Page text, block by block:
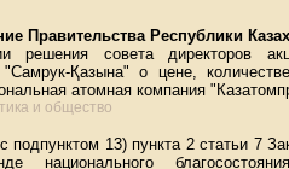
Правительства Республики
решения совета директоров
"Самрук-Қазына" о цене,
атомная компания
и общество
подпунктом 13) пункта 2 статьи 7